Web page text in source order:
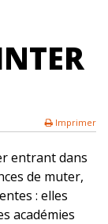
Imprimer
entrant dans
de muter,
: elles
académies